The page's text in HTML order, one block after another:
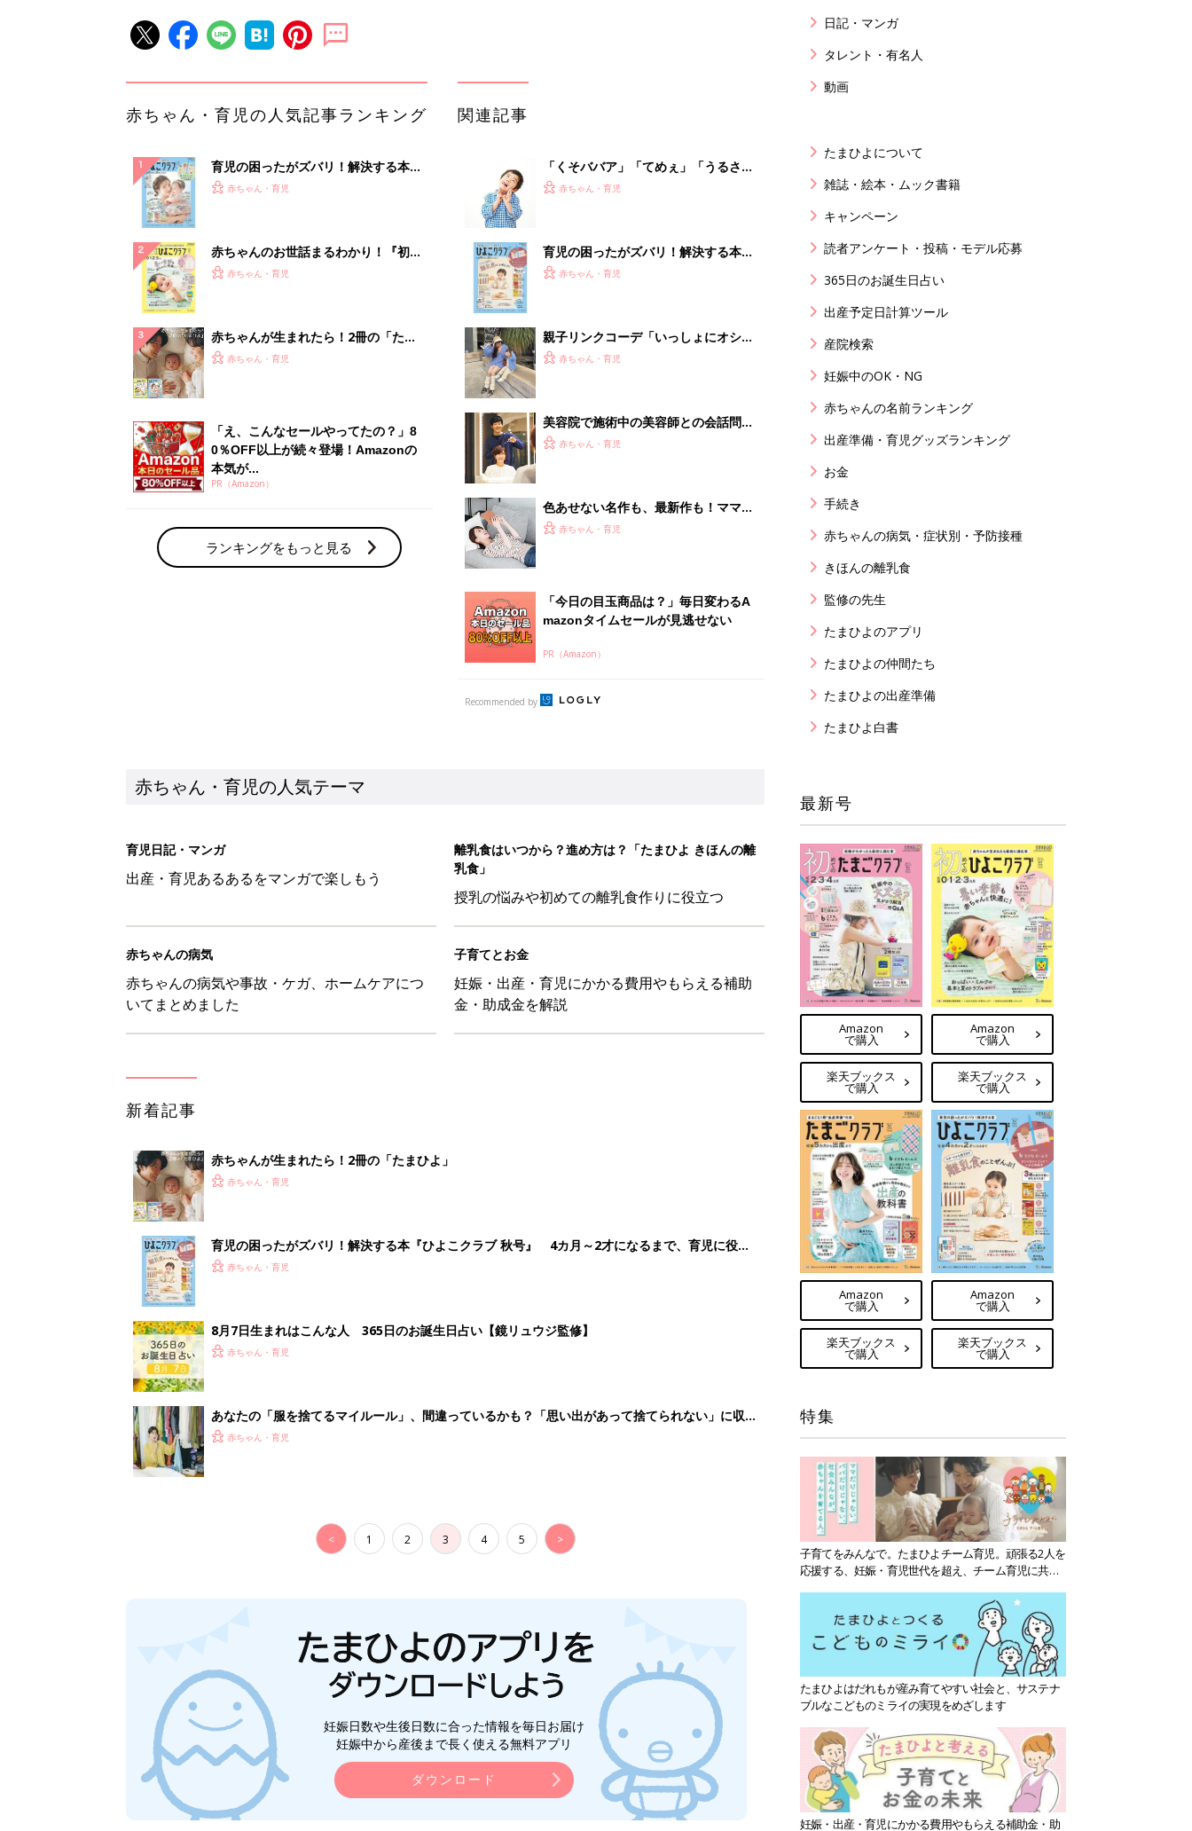
赤ちゃん・育児の人気記事ランキング
育児の困ったがズバリ！解決する本
『ひよこクラブ 夏号』 4カ月～2才
赤ちゃん・育児
赤ちゃんのお世話まるわかり！『初め
てのひよこクラブ 夏号』〈巻頭大特
赤ちゃん・育児
赤ちゃんが生まれたら！2冊の「たま
ひよ」
赤ちゃん・育児
「え、こんなセールやってたの？」8
0％OFF以上が続々登場！Amazonの
本気が...
PR（Amazon）
ランキングをもっと見る
関連記事
「くそババア」「てめぇ」「うるさ
い」子どもが乱暴な言葉を使ったとき
赤ちゃん・育児
育児の困ったがズバリ！解決する本
『ひよこクラブ 秋号』 4カ月～2才
赤ちゃん・育児
親子リンクコーデ「いっしょにオシャ
レすると気分が上がる！」「仲良し感
赤ちゃん・育児
美容院で施術中の美容師との会話問
題。「無言になると気まずい」という
赤ちゃん・育児
色あせない名作も、最新作も！ママと
漫画のつきあい方
赤ちゃん・育児
「今日の目玉商品は？」毎日変わるA
mazonタイムセールが見逃せない
PR（Amazon）
Recommended by
赤ちゃん・育児の人気テーマ
育児日記・マンガ
出産・育児あるあるをマンガで楽しもう
離乳食はいつから？進め方は？「たまひよ きほんの離
乳食」
授乳の悩みや初めての離乳食作りに役立つ
赤ちゃんの病気
赤ちゃんの病気や事故・ケガ、ホームケアにつ
いてまとめました
子育てとお金
妊娠・出産・育児にかかる費用やもらえる補助
金・助成金を解説
新着記事
赤ちゃんが生まれたら！2冊の「たまひよ」
赤ちゃん・育児
育児の困ったがズバリ！解決する本『ひよこクラブ 秋号』 4カ月～2才になるまで、育児に役立
つ情報がいっぱい！
赤ちゃん・育児
8月7日生まれはこんな人 365日のお誕生日占い【鏡リュウジ監修】
赤ちゃん・育児
あなたの「服を捨てるマイルール」、間違っているかも？「思い出があって捨てられない」に収納
スタイリストが喝！
赤ちゃん・育児
< 1 2 3 4 5 >
妊娠日数や生後日数に合った情報を毎日お届け
妊娠中から産後まで長く使える無料アプリ
ダウンロード
日記・マンガ
タレント・有名人
動画
たまひよについて
雑誌・絵本・ムック書籍
キャンペーン
読者アンケート・投稿・モデル応募
365日のお誕生日占い
出産予定日計算ツール
産院検索
妊娠中のOK・NG
赤ちゃんの名前ランキング
出産準備・育児グッズランキング
お金
手続き
赤ちゃんの病気・症状別・予防接種
きほんの離乳食
監修の先生
たまひよのアプリ
たまひよの仲間たち
たまひよの出産準備
たまひよ白書
最新号
Amazon
で購入
楽天ブックス
で購入
Amazon
で購入
楽天ブックス
で購入
Amazon
で購入
楽天ブックス
で購入
Amazon
で購入
楽天ブックス
で購入
特集
子育てをみんなで。たまひよチーム育児。頑張る2人を
応援する、妊娠・育児世代を超え、チーム育児に共感
たまひよはだれもが産み育てやすい社会と、サステナ
ブルなこどものミライの実現をめざします
妊娠・出産・育児にかかる費用やもらえる補助金・助